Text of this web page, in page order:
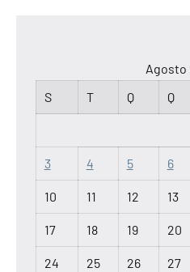
Agosto
S
T Q Q
3 4 5 6
10 11 12 13
17 18 19 20
24 25 26 27